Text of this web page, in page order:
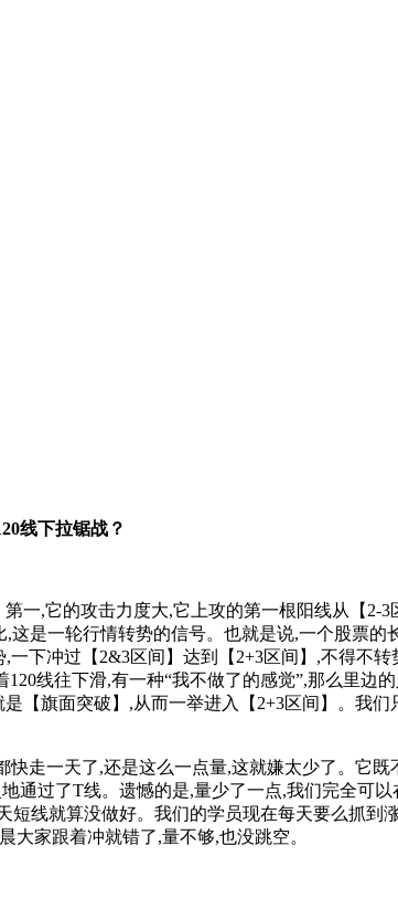
线下拉锯战？
,它的攻击力度大,它上攻的第一根阳线从【2-3
是一轮行情转势的信号。也就是说,一个股票的
下冲过【2&3区间】达到【2+3区间】,不得不
线往下滑,有一种“我不做了的感觉”,那么里边
【旗面突破】,从而一举进入【2+3区间】。我
一天了,还是这么一点量,这就嫌太少了。它既
通过了T线。遗憾的是,量少了一点,我们完全可
线就算没做好。我们的学员现在每天要么抓到
大家跟着冲就错了,量不够,也没跳空。